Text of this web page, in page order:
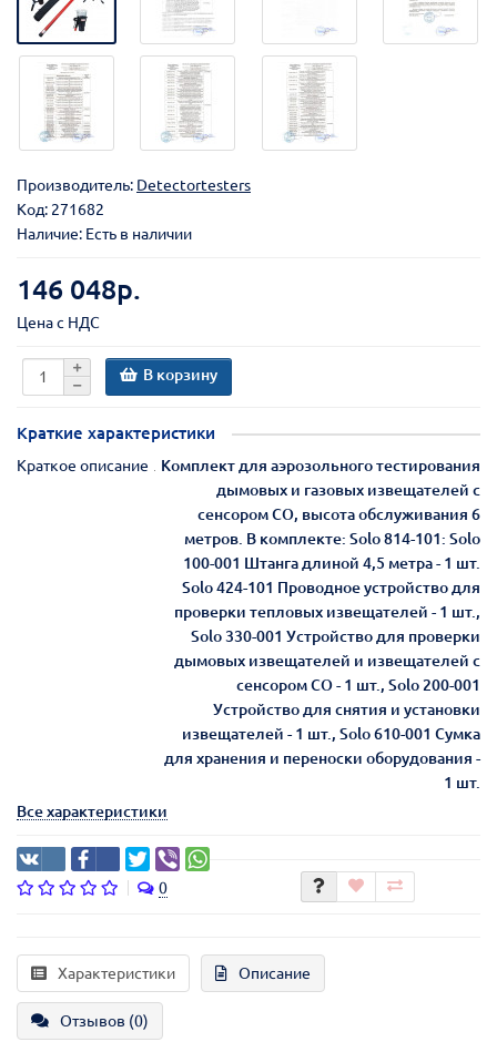
Производитель: Detectortesters
Код: 271682
Наличие: Есть в наличии
146 048р.
Цена с НДС
В корзину
Краткие характеристики
Краткое описание
Комплект для аэрозольного тестирования
дымовых и газовых извещателей с
сенсором СО, высота обслуживания 6
метров. В комплекте: Solo 814-101: Solo
100-001 Штанга длиной 4,5 метра - 1 шт.
Solo 424-101 Проводное устройство для
проверки тепловых извещателей - 1 шт.,
Solo 330-001 Устройство для проверки
дымовых извещателей и извещателей с
сенсором СО - 1 шт., Solo 200-001
Устройство для снятия и установки
извещателей - 1 шт., Solo 610-001 Сумка
для хранения и переноски оборудования -
1 шт.
Все характеристики
0
Характеристики Описание
Отзывов (0)